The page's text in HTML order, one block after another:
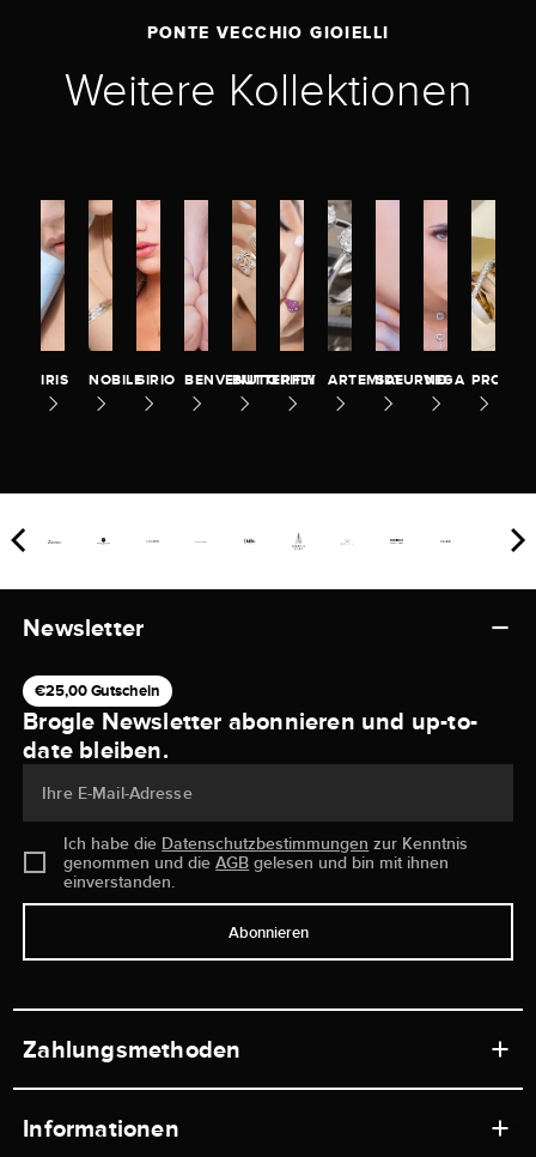
PONTE VECCHIO GIOIELLI
Weitere Kollektionen
IRIS NOBILESIRIO BENVENUTO
BUTTERFLY
PITTI ARTEMIDESATURNO
VEGA
Newsletter
€25,00 Gutschein
Brogle Newsletter abonnieren und up-to-
date bleiben.
Ihre E-Mail-Adresse
Ich habe die Datenschutzbestimmungen zur Kenntnis
genommen und dieAGB gelesen und bin mit ihnen
einverstanden.
Abonnieren
Zahlungsmethoden
Informationen